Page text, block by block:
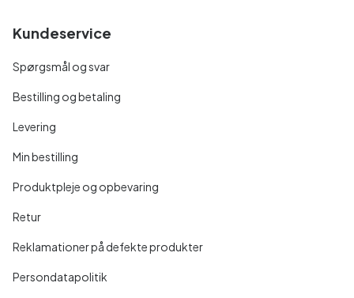
Kundeservice
Spørgsmål og svar
Bestilling og betaling
Levering
Min bestilling
Produktpleje og opbevaring
Retur
Reklamationer på defekte produkter
Persondatapolitik